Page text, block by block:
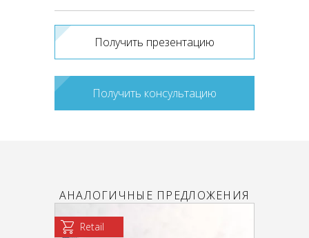
Получить презентацию
Получить консультацию
АНАЛОГИЧНЫЕ ПРЕДЛОЖЕНИЯ
Retail